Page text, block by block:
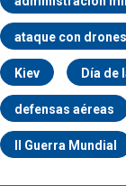
ataque con drones
Kiev Día de
defensas aéreas
II Guerra Mundial